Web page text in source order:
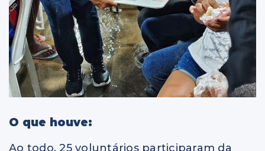
O que houve:
Ao todo, 25 voluntários participaram da